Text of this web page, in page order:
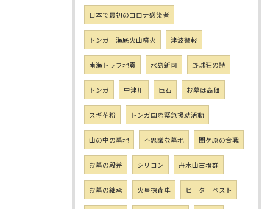
日本で最初のコロナ感染者
トンガ 海底火山噴火 津波警報
南海トラフ地震 水島新司 野球狂の詩
トンガ 中津川 巨石 お墓は高価
スギ花粉 トンガ国際緊急援助活動
山の中の墓地 不思議な墓地 関ケ原の合戦
お墓の段差 シリコン 舟木山古墳群
お墓の継承 火星探査車 ヒーターベスト